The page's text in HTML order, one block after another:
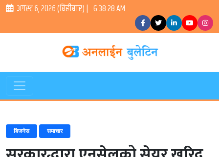
अगस्ट ६, २०२६ (बिहीबार) | 6:38:28 AM
बिजनेस समाचार